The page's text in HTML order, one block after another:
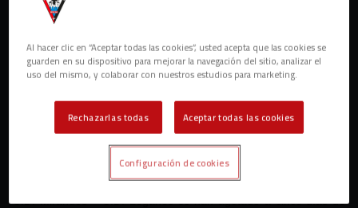
mayo, en la tienda oficial del Club Deportivo Mirandés para el
partido correspondiente a la 42ª jornada de Liga Adelante entre
C.D. Mirandés – C.D. Leganés se han agotado a cinco días de
Al hacer clic en “Aceptar todas las cookies”, usted acepta que las cookies se
guarden en su dispositivo para mejorar la navegación del sitio, analizar el
uso del mismo, y colaborar con nuestros estudios para marketing.
Rechazarlas todas Aceptar todas las cookies
Configuración de cookies